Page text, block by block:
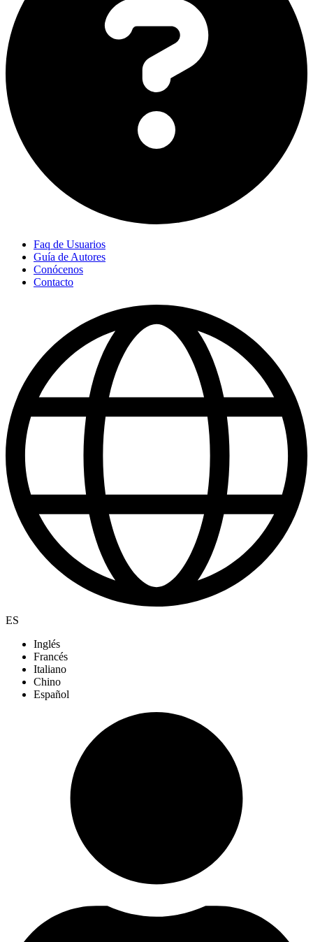
Faq de Usuarios
Guía de Autores
Conócenos
Contacto
ES
Inglés
Francés
Italiano
Chino
Español